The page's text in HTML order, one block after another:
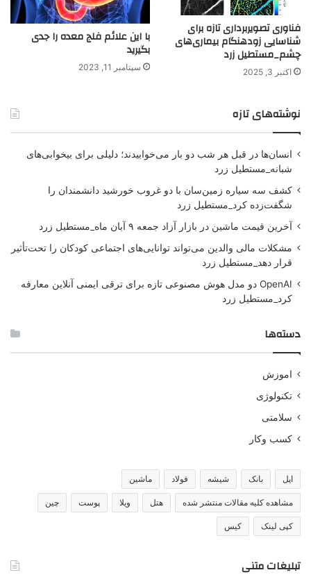
فناوری تصویربرداری تازه برای
شناسایی زودهنگام بیماری‌های
چشم_مستطیل زرد
اکتبر 3, 2025
با این علائم فلج معده را جدی
بگیرید
سپتامبر 11, 2023
نوشته‌های تازه
انسان‌ها در قبل هر شب دو بار می‌خوابیدند؛ دلیلی برای بیخوابی‌های
شبانه_مستطیل زرد
کشف سه سیاره زمین‌سان با دو غروب خورشید دانشمندان را
شگفت‌زده کرد_مستطیل زرد
آخرین قیمت ماشین در بازار آزاد جمعه ۹ آبان ماه_مستطیل زرد
مشکلات مالی والدین می‌تواند توانایی‌های اجتماعی کودکان را تحت‌تأثیر
قرار دهد_مستطیل زرد
OpenAI دو مدل هوش مصنوعی تازه برای ترقی ایمنی آنلاین معارفه
کرد_مستطیل زرد
دسته‌ها
اموزش
تکنولوژی
سلامتی
کسب وکار
اپل بانک شیشه فولاد ماشین
مشاهده کلیه مقالات منتشر شده هتل ویلا پوست چین
کپی لینک کیس
تبلیغات متنی